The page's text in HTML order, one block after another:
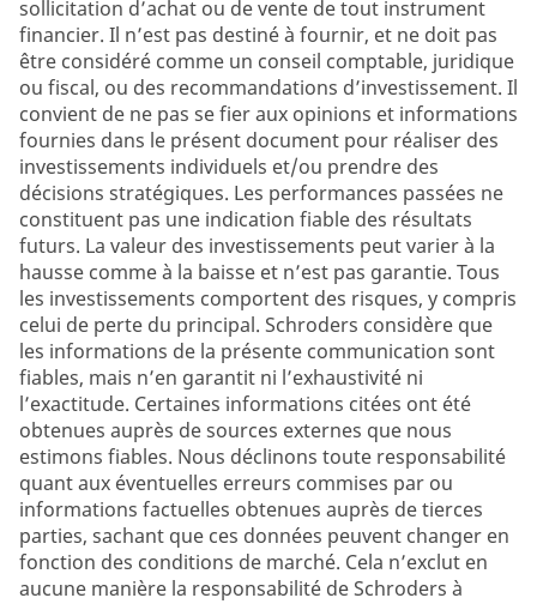
sollicitation d’achat ou de vente de tout instrument
financier. Il n’est pas destiné à fournir, et ne doit pas
être considéré comme un conseil comptable, juridique
ou fiscal, ou des recommandations d’investissement. Il
convient de ne pas se fier aux opinions et informations
fournies dans le présent document pour réaliser des
investissements individuels et/ou prendre des
décisions stratégiques. Les performances passées ne
constituent pas une indication fiable des résultats
futurs. La valeur des investissements peut varier à la
hausse comme à la baisse et n’est pas garantie. Tous
les investissements comportent des risques, y compris
celui de perte du principal. Schroders considère que
les informations de la présente communication sont
fiables, mais n’en garantit ni l’exhaustivité ni
l’exactitude. Certaines informations citées ont été
obtenues auprès de sources externes que nous
estimons fiables. Nous déclinons toute responsabilité
quant aux éventuelles erreurs commises par ou
informations factuelles obtenues auprès de tierces
parties, sachant que ces données peuvent changer en
fonction des conditions de marché. Cela n’exclut en
aucune manière la responsabilité de Schroders à